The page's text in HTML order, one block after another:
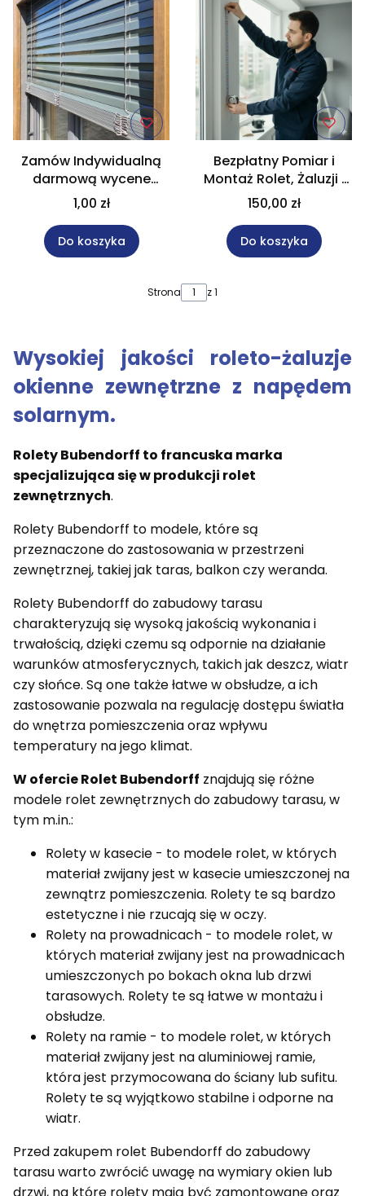
Zamów Indywidualną
darmową wycene
żaluzji fasadowych na
wymiar. Formularz.
1,00 zł
Do koszyka
Bezpłatny Pomiar i
Montaż Rolet, Żaluzji i
Pergol | Super Salon
Anwis | Magdalena24
150,00 zł
Do koszyka
Strona z 1
Wysokiej jakości roleto-żaluzje
okienne zewnętrzne z napędem
solarnym.
Rolety Bubendorff to francuska marka
specjalizująca się w produkcji rolet
zewnętrznych.
Rolety Bubendorff to modele, które są
przeznaczone do zastosowania w przestrzeni
zewnętrznej, takiej jak taras, balkon czy weranda.
Rolety Bubendorff do zabudowy tarasu
charakteryzują się wysoką jakością wykonania i
trwałością, dzięki czemu są odpornie na działanie
warunków atmosferycznych, takich jak deszcz, wiatr
czy słońce. Są one także łatwe w obsłudze, a ich
zastosowanie pozwala na regulację dostępu światła
do wnętrza pomieszczenia oraz wpływu
temperatury na jego klimat.
W ofercie Rolet Bubendorff znajdują się różne
modele rolet zewnętrznych do zabudowy tarasu, w
tym m.in.:
Rolety w kasecie - to modele rolet, w których
materiał zwijany jest w kasecie umieszczonej na
zewnątrz pomieszczenia. Rolety te są bardzo
estetyczne i nie rzucają się w oczy.
Rolety na prowadnicach - to modele rolet, w
których materiał zwijany jest na prowadnicach
umieszczonych po bokach okna lub drzwi
tarasowych. Rolety te są łatwe w montażu i
obsłudze.
Rolety na ramie - to modele rolet, w których
materiał zwijany jest na aluminiowej ramie,
która jest przymocowana do ściany lub sufitu.
Rolety te są wyjątkowo stabilne i odporne na
wiatr.
Przed zakupem rolet Bubendorff do zabudowy
tarasu warto zwrócić uwagę na wymiary okien lub